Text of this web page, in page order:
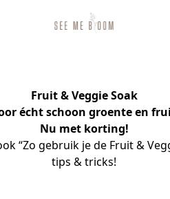
Fruit & Veggie Soak
écht schoon groente en
Nu met korting!
“Zo gebruik je de Fruit &
tips & tricks!